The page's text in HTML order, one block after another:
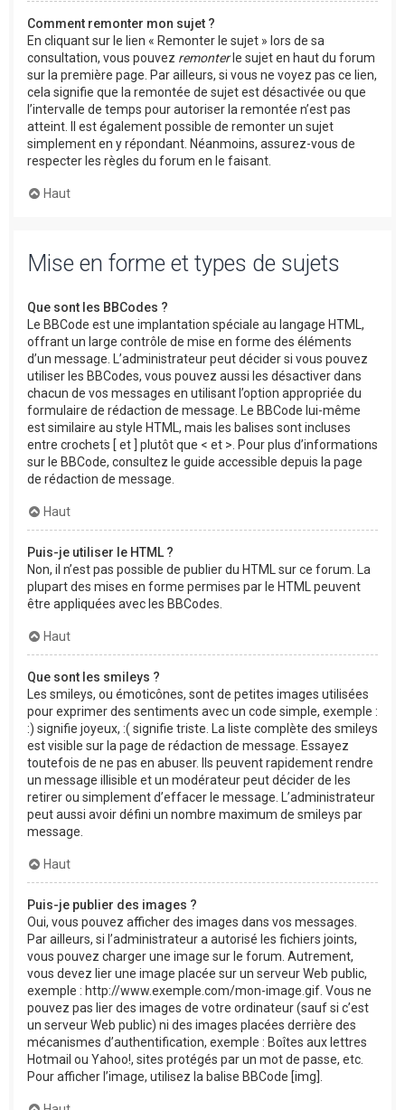
Comment remonter mon sujet ?
En cliquant sur le lien « Remonter le sujet » lors de sa
consultation, vous pouvez remonterle sujet en haut du forum
sur la première page. Par ailleurs, si vous ne voyez pas ce lien,
cela signifie que la remontée de sujet est désactivée ou que
l’intervalle de temps pour autoriser la remontée n’est pas
atteint. Il est également possible de remonter un sujet
simplement en y répondant. Néanmoins, assurez-vous de
respecter les règles du forum en le faisant.
Haut
Mise en forme et types de sujets
Que sont les BBCodes ?
Le BBCode est une implantation spéciale au langage HTML,
offrant un large contrôle de mise en forme des éléments
d’un message. L’administrateur peut décider si vous pouvez
utiliser les BBCodes, vous pouvez aussi les désactiver dans
chacun de vos messages en utilisant l’option appropriée du
formulaire de rédaction de message. Le BBCode lui-même
est similaire au style HTML, mais les balises sont incluses
entre crochets [ et ] plutôt que < et >. Pour plus d’informations
sur le BBCode, consultez le guide accessible depuis la page
de rédaction de message.
Haut
Puis-je utiliser le HTML ?
Non, il n’est pas possible de publier du HTML sur ce forum. La
plupart des mises en forme permises par le HTML peuvent
être appliquées avec les BBCodes.
Haut
Que sont les smileys ?
Les smileys, ou émoticônes, sont de petites images utilisées
pour exprimer des sentiments avec un code simple, exemple :
:) signifie joyeux, :( signifie triste. La liste complète des smileys
est visible sur la page de rédaction de message. Essayez
toutefois de ne pas en abuser. Ils peuvent rapidement rendre
un message illisible et un modérateur peut décider de les
retirer ou simplement d’effacer le message. L’administrateur
peut aussi avoir défini un nombre maximum de smileys par
message.
Haut
Puis-je publier des images ?
Oui, vous pouvez afficher des images dans vos messages.
Par ailleurs, si l’administrateur a autorisé les fichiers joints,
vous pouvez charger une image sur le forum. Autrement,
vous devez lier une image placée sur un serveur Web public,
exemple : http://www.exemple.com/mon-image.gif. Vous ne
pouvez pas lier des images de votre ordinateur (sauf si c’est
un serveur Web public) ni des images placées derrière des
mécanismes d’authentification, exemple : Boîtes aux lettres
Hotmail ou Yahoo!, sites protégés par un mot de passe, etc.
Pour afficher l’image, utilisez la balise BBCode [img].